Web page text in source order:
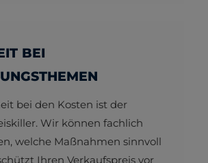
BEI
bei den Kosten ist der
Wir können fachlich
welche Maßnahmen sinnvoll
Ihren Verkaufspreis vor